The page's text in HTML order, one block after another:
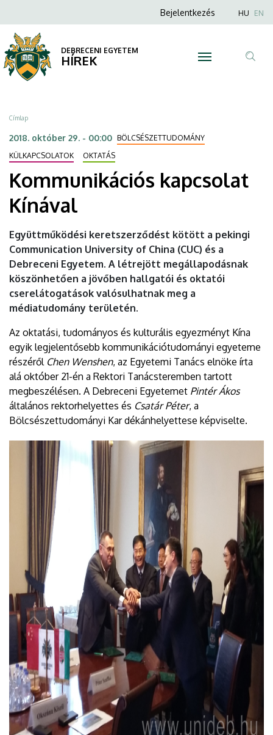
kapcsolat
Kínával
DEBRECENI
EGYETEM
a
tartalomra
Anonim
menüje
Bejelentkezés HU EN
DEBRECENI EGYETEM
HÍREK
Morzsa
Címlap
2018. október 29. - 00:00 BÖLCSÉSZETTUDOMÁNY
KÜLKAPCSOLATOK
OKTATÁS
Kommunikációs kapcsolat
Kínával
Együttműködési keretszerződést kötött a pekingi
Communication University of China (CUC) és a
Debreceni Egyetem. A létrejött megállapodásnak
köszönhetően a jövőben hallgatói és oktatói
cserelátogatások valósulhatnak meg a
médiatudomány területén.
Az oktatási, tudományos és kulturális egyezményt Kína
egyik legjelentősebb kommunikációtudományi egyeteme
részéről Chen Wenshen, az Egyetemi Tanács elnöke írta
alá október 21-én a Rektori Tanácsteremben tartott
megbeszélésen. A Debreceni Egyetemet Pintér Ákos
általános rektorhelyettes és Csatár Péter, a
Bölcsészettudományi Kar dékánhelyettese képviselte.